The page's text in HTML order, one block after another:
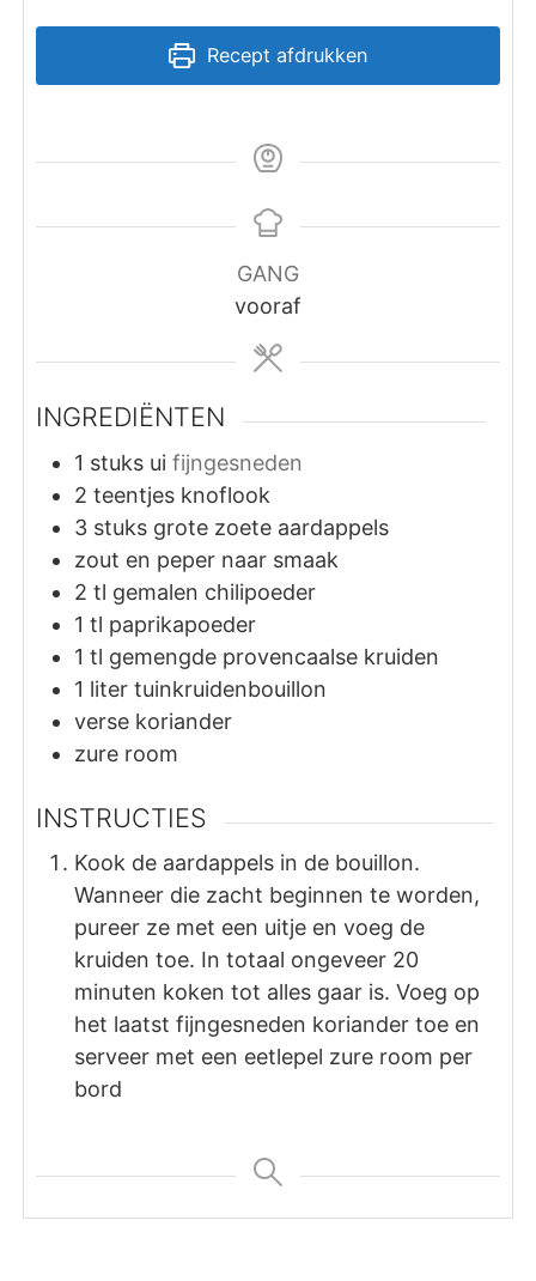
Recept afdrukken
GANG
vooraf
INGREDIËNTEN
1 stuks ui fijngesneden
2 teentjes knoflook
3 stuks grote zoete aardappels
zout en peper naar smaak
2 tl gemalen chilipoeder
1 tl paprikapoeder
1 tl gemengde provencaalse kruiden
1 liter tuinkruidenbouillon
verse koriander
zure room
INSTRUCTIES
Kook de aardappels in de bouillon.
Wanneer die zacht beginnen te worden,
pureer ze met een uitje en voeg de
kruiden toe. In totaal ongeveer 20
minuten koken tot alles gaar is. Voeg op
het laatst fijngesneden koriander toe en
serveer met een eetlepel zure room per
bord